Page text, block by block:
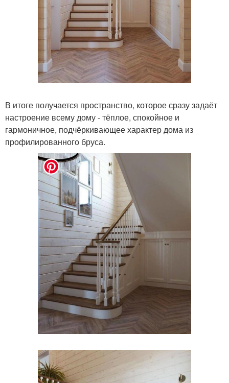
В итоге получается пространство, которое сразу задаёт
настроение всему дому - тёплое, спокойное и
гармоничное, подчёркивающее характер дома из
профилированного бруса.